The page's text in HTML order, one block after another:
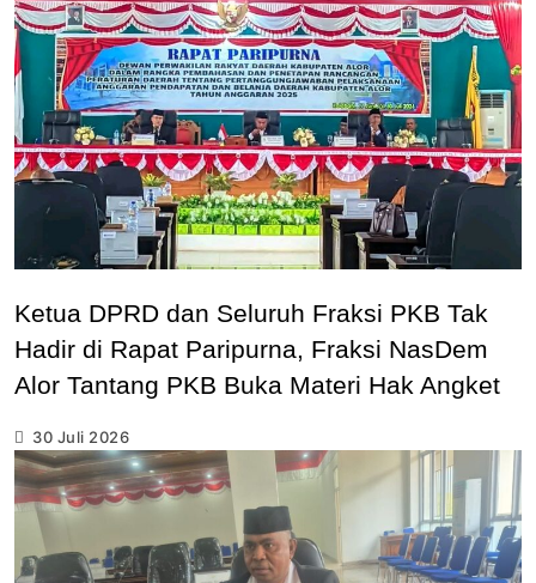
Ketua DPRD dan Seluruh Fraksi PKB Tak
Hadir di Rapat Paripurna, Fraksi NasDem
Alor Tantang PKB Buka Materi Hak Angket
30 Juli 2026